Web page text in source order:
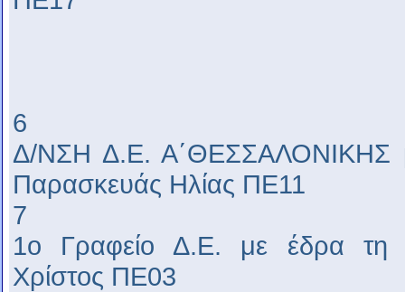
6
Δ/ΝΣΗ Δ.Ε. Α΄ΘΕΣΣΑΛΟΝΙΚΗΣ
Παρασκευάς Ηλίας ΠΕ11
7
1ο Γραφείο Δ.Ε. με έδρα τη
Χρίστος ΠΕ03